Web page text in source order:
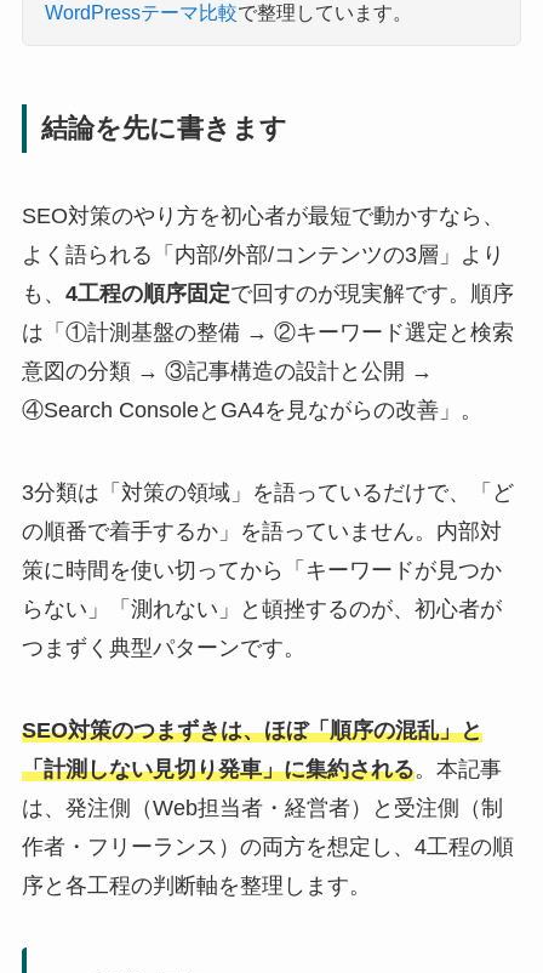
WordPressテーマ比較で整理しています。
結論を先に書きます
SEO対策のやり方を初心者が最短で動かすなら、
よく語られる「内部/外部/コンテンツの3層」より
も、 4工程の順序固定で回すのが現実解です。順序
は「①計測基盤の整備 → ②キーワード選定と検索
意図の分類 → ③記事構造の設計と公開 →
④Search ConsoleとGA4を見ながらの改善」。
3分類は「対策の領域」を語っているだけで、「ど
の順番で着手するか」を語っていません。内部対
策に時間を使い切ってから「キーワードが見つか
らない」「測れない」と頓挫するのが、初心者が
つまずく典型パターンです。
SEO対策のつまずきは、ほぼ「順序の混乱」と
「計測しない見切り発車」に集約される。本記事
は、発注側（Web担当者・経営者）と受注側（制
作者・フリーランス）の両方を想定し、4工程の順
序と各工程の判断軸を整理します。